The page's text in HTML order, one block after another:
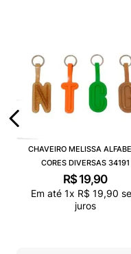
CHAVEIRO MELISSA
CORES DIVERSAS 34191
R$ 19,90
Em até 1x R$ 19,90
juros